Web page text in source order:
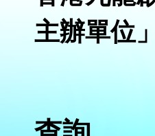
主辦單位